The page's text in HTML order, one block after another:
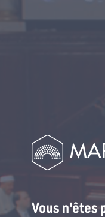
Vous n'êtes